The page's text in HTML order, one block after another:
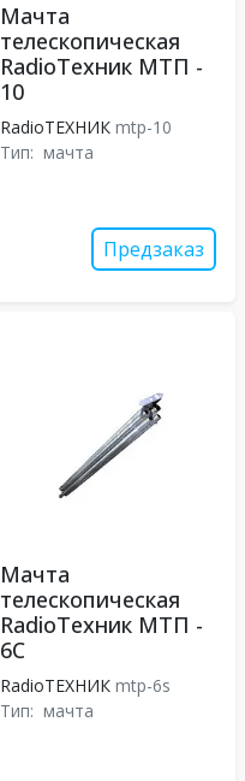
Мачта
телескопическая
RadioТехник МТП -
10
RadioТЕХНИК mtp-10
Тип: мачта
Предзаказ
Мачта
телескопическая
RadioТехник МТП -
6С
RadioТЕХНИК mtp-6s
Тип: мачта